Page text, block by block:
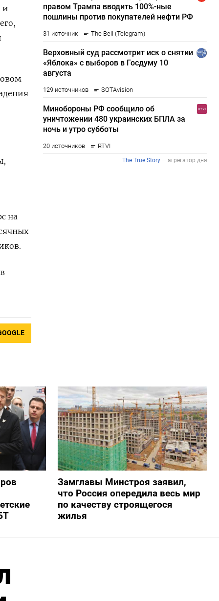
и
на
Замглавы Минстроя заявил,
что Россия опередила весь мир
по качеству строящегося
жилья